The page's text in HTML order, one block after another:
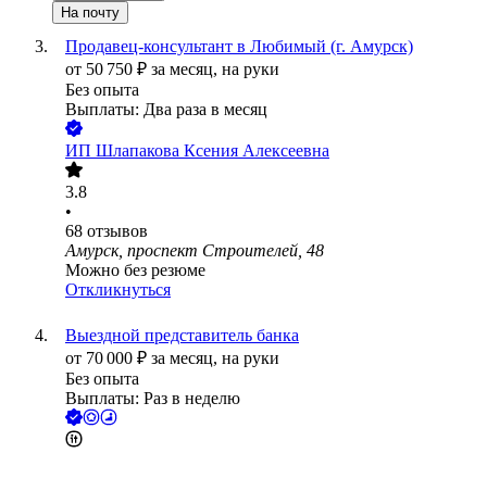
На почту
Продавец-консультант в Любимый (г. Амурск)
от 50 750 ₽ за месяц, на руки
Без опыта
Выплаты: Два раза в месяц
ИП Шлапакова Ксения Алексеевна
3.8
•
68 отзывов
Амурск, проспект Строителей, 48
Можно без резюме
Откликнуться
Выездной представитель банка
от 70 000 ₽ за месяц, на руки
Без опыта
Выплаты: Раз в неделю